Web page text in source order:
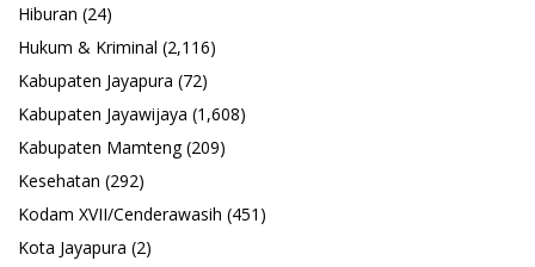
Hiburan (24)
Hukum & Kriminal (2,116)
Kabupaten Jayapura (72)
Kabupaten Jayawijaya (1,608)
Kabupaten Mamteng(209)
Kesehatan (292)
Kodam XVII/Cenderawasih (451)
Kota Jayapura (2)